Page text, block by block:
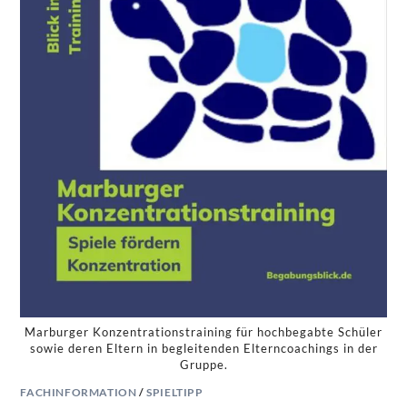
Marburger Konzentrationstraining für hochbegabte Schüler
sowie deren Eltern in begleitenden Elterncoachings in der
Gruppe.
FACHINFORMATION /SPIELTIPP